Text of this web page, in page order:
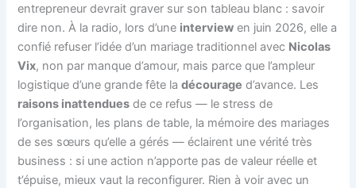
entrepreneur devrait graver sur son tableau blanc : savoir
dire non. À la radio, lors d’une interview en juin 2026, elle a
confié refuser l’idée d’un mariage traditionnel avec Nicolas
Vix, non par manque d’amour, mais parce que l’ampleur
logistique d’une grande fête ladécourage d’avance. Les
raisons inattendues de ce refus — le stress de
l’organisation, les plans de table, la mémoire des mariages
de ses sœurs qu’elle a gérés — éclairent une vérité très
business : si une action n’apporte pas de valeur réelle et
t’épuise, mieux vaut la reconfigurer. Rien à voir avec un